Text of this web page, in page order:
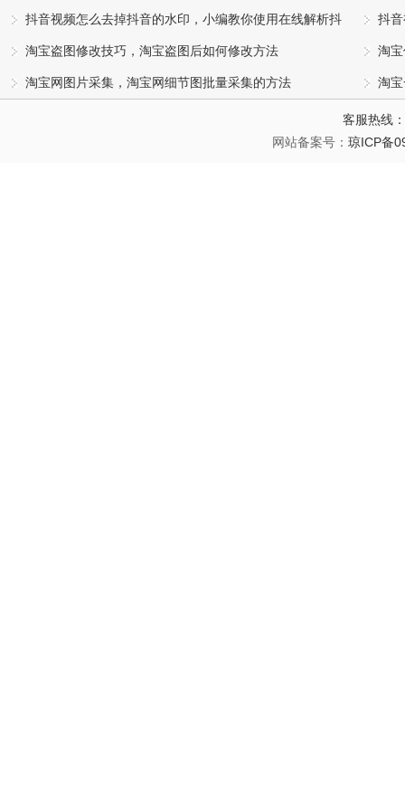
述图的方法
抖音视频怎么去掉抖音的水印，小编教你使用在线解析抖
音视频无水印视频的方法
抖
淘宝盗图修改技巧，淘宝盗图后如何修改方法 淘
淘宝网图片采集，淘宝网细节图批量采集的方法 淘
商
客服热线
网站备案号： 琼ICP备